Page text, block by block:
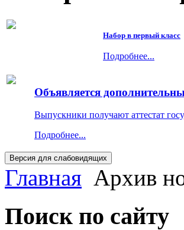
Набор в первый класс
Подробнее...
Объявляется
Выпускники получают аттестат
Подробнее...
Главная Архив
Поиск по сайту